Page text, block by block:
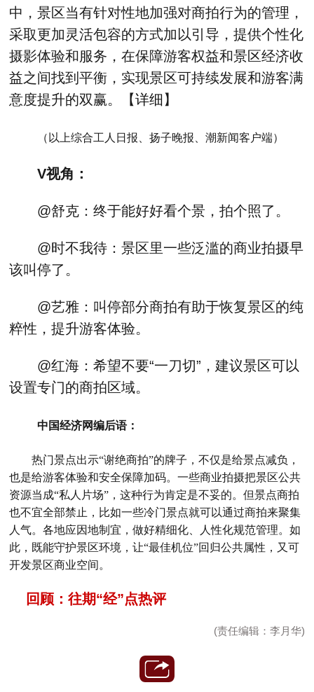
中，景区当有针对性地加强对商拍行为的管理，
采取更加灵活包容的方式加以引导，提供个性化
摄影体验和服务，在保障游客权益和景区经济收
益之间找到平衡，实现景区可持续发展和游客满
意度提升的双赢。【详细 】
（以上综合工人日报、扬子晚报、潮新闻客户端）
V视角：
@舒克：终于能好好看个景，拍个照了。
@时不我待：景区里一些泛滥的商业拍摄早
该叫停了。
@艺雅：叫停部分商拍有助于恢复景区的纯
粹性，提升游客体验。
@红海：希望不要“一刀切”，建议景区可以
设置专门的商拍区域。
中国经济网编后语：
热门景点出示“谢绝商拍”的牌子，不仅是给景点减负，
也是给游客体验和安全保障加码。一些商业拍摄把景区公共
资源当成“私人片场”，这种行为肯定是不妥的。但景点商拍
也不宜全部禁止，比如一些冷门景点就可以通过商拍来聚集
人气。各地应因地制宜，做好精细化、人性化规范管理。如
此，既能守护景区环境，让“最佳机位”回归公共属性，又可
开发景区商业空间。
回顾：往期“经”点热评
(责任编辑：李月华)